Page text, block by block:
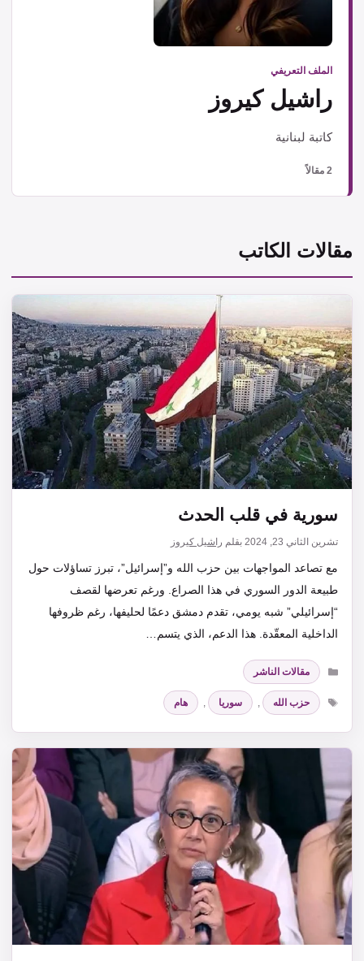
الملف التعريفي
راشيل كيروز
كاتبة لبنانية
2 مقالاً
مقالات الكاتب
سورية في قلب الحدث
تشرين الثاني 23, 2024 بقلم راشيل كيروز
مع تصاعد المواجهات بين حزب الله و”إسرائيل”، تبرز تساؤلات حول
طبيعة الدور السوري في هذا الصراع. ورغم تعرضها لقصف
“إسرائيلي” شبه يومي، تقدم دمشق دعمًا لحليفها، رغم ظروفها
الداخلية المعقّدة. هذا الدعم، الذي يتسم…
التصنيفات
مقالات الناشر
الوسوم
حزب الله , سوريا , هام